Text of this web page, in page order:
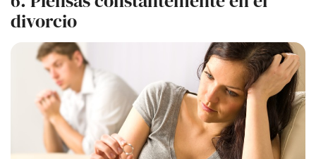
divorcio